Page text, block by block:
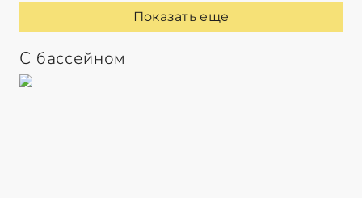
Показать еще
С бассейном